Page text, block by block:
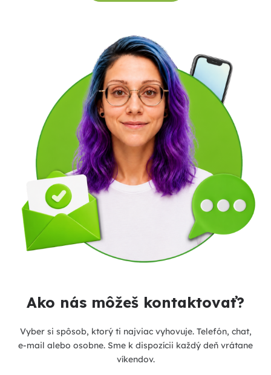
Ako nás môžeš kontaktovať?
Vyber si spôsob, ktorý ti najviac vyhovuje. Telefón, chat,
e-mail alebo osobne. Sme k dispozícii každý deň vrátane
víkendov.